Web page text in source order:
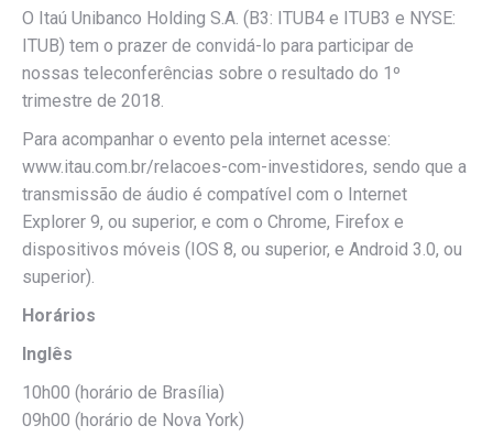
O Itaú Unibanco Holding S.A. (B3: ITUB4 e ITUB3 e NYSE:
ITUB) tem o prazer de convidá-lo para participar de
nossas teleconferências sobre o resultado do 1º
trimestre de 2018.
Para acompanhar o evento pela internet acesse:
www.itau.com.br/relacoes-com-investidores, sendo que a
transmissão de áudio é compatível com o Internet
Explorer 9, ou superior, e com o Chrome, Firefox e
dispositivos móveis (IOS 8, ou superior, e Android 3.0, ou
superior).
Horários
Inglês
10h00 (horário de Brasília)
09h00 (horário de Nova York)